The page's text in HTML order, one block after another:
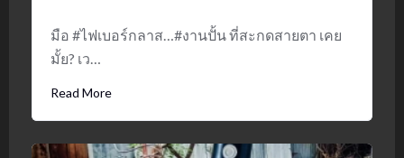
มือ #ไฟเบอร์กลาส…#งานปั้น ที่สะกดสายตา เคย
มั้ย? เว…
Read More